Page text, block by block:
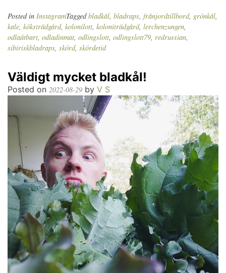
Posted in InstagramTaggedbladkål bladraps frånjordtillbord, grönkål
kale köksträdgård, kolonilott koloniträdgård, lerchenzungen
odlaätbart odladinmat odlingslott odlingslott79 redrussian
sibiriskbladraps skörd, skördetid
Väldigt mycket bladkål!
Posted on 2022-08-29 by V S